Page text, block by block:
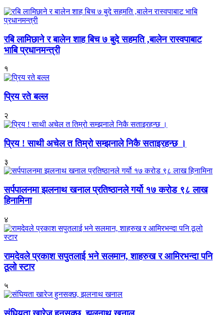
रबि लामिछाने र बालेन शाह बिच ७ बुदे सहमति ,बालेन रास्वपाबाट
भाबि प्रधानमन्त्री
१
प्रिय रते बल्ल
२
प्रिय ! साथी अचेल त तिम्रो सम्झनाले निकै सताइरहन्छ ।
३
सर्पपालनमा झलनाथ खनाल प्रतिष्ठानले गर्यो १७ करोड ९८ लाख
हिनामिना
४
रामदेवले प्रकाश सपुतलाई भने सलमान, शाहरुख र आमिरभन्दा पनि
ठूलो स्टार
५